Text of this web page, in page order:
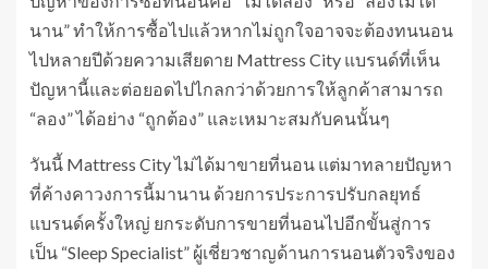
นาน” ทำให้การซื้อไปแล้วหากไม่ถูกใจอาจจะต้องทนนอน
ไปหลายปีด้วยความเสียดาย Mattress City แบรนด์ที่เห็น
ปัญหานี้และต่อยอดไปไกลกว่าด้วยการให้ลูกค้าสามารถ
“ลอง” ได้อย่าง “ถูกต้อง” และเหมาะสมกับคนนั้นๆ
วันนี้ Mattress City ไม่ได้มาขายที่นอน แต่มาทลายปัญหา
ที่ค้างคาวงการนี้มานาน ด้วยการประการปรับกลยุทธ์
แบรนด์ครั้งใหญ่ ยกระดับการขายที่นอนไปอีกขั้นสู่การ
เป็น “Sleep Specialist” ผู้เชี่ยวชาญด้านการนอนตัวจริงของ